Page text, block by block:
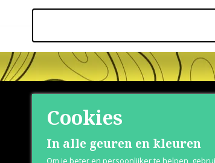
Shop
Cookies
In alle geuren en kleuren
Om je beter en persoonlijker te helpen,